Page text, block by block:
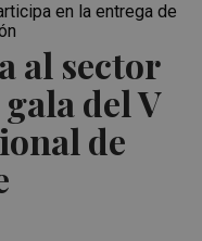
al sector
del V
de
en la entrega de